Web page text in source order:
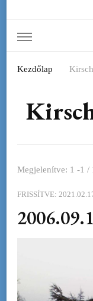
Kezdőlap
Megjelenítve: 1 -1 /
FRISSÍTVE: